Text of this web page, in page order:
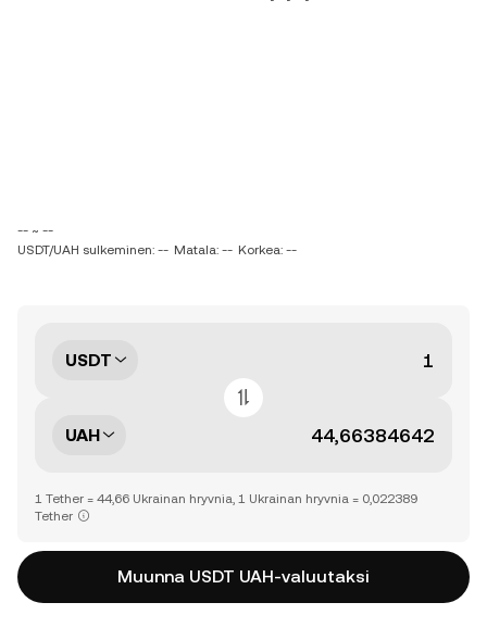
-- ~ --
USDT/UAH sulkeminen: -- Matala: -- Korkea: --
USDT
UAH
1 Tether = 44,66 Ukrainan hryvnia, 1 Ukrainan hryvnia = 0,022389
Tether
Muunna USDT UAH-valuutaksi